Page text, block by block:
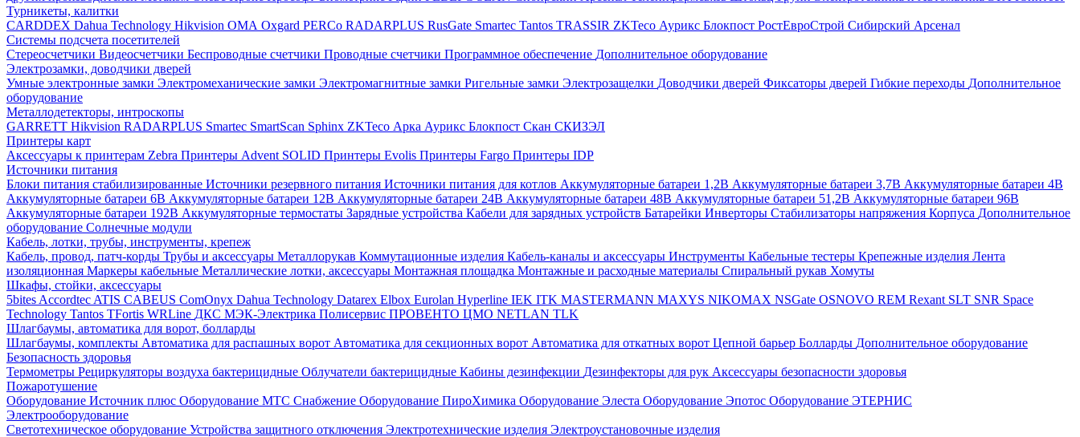
Турникеты, калитки
CARDDEX Dahua Technology Hikvision ОМА Oxgard PERCo RADARPLUS RusGate Smartec Tantos TRASSIR ZKTeco Аурикс Блокпост РостЕвроСтрой Сибирский Арсенал
Системы подсчета посетителей
Стереосчетчики Видеосчетчики Беспроводные счетчики Проводные счетчики Программное обеспечение Дополнительное оборудование
Электрозамки, доводчики дверей
Умные электронные замки Электромеханические замки Электромагнитные замки Ригельные замки Электрозащелки Доводчики дверей Фиксаторы дверей Гибкие переходы Дополнительное
оборудование
Металлодетекторы, интроскопы
GARRETT Hikvision RADARPLUS Smartec SmartScan Sphinx ZKTeco Арка Аурикс Блокпост Скан СКИЗЭЛ
Принтеры карт
Аксессуары к принтерам Zebra Принтеры Advent SOLID Принтеры Evolis Принтеры Fargo Принтеры IDP
Источники питания
Блоки питания стабилизированные Источники резервного питания Источники питания для котлов Аккумуляторные батареи 1,2В Аккумуляторные батареи 3,7В Аккумуляторные батареи 4В
Аккумуляторные батареи 6В Аккумуляторные батареи 12В Аккумуляторные батареи 24В Аккумуляторные батареи 48В Аккумуляторные батареи 51,2В Аккумуляторные батареи 96В
Аккумуляторные батареи 192В Аккумуляторные термостаты Зарядные устройства Кабели для зарядных устройств Батарейки Инверторы Стабилизаторы напряжения Корпуса Дополнительное
оборудование Солнечные модули
Кабель, лотки, трубы, инструменты, крепеж
Кабель, провод, патч-корды Трубы и аксессуары Металлорукав Коммутационные изделия Кабель-каналы и аксессуары Инструменты Кабельные тестеры Крепежные изделия Лента
изоляционная Маркеры кабельные Металлические лотки, аксессуары Монтажная площадка Монтажные и расходные материалы Спиральный рукав Хомуты
Шкафы, стойки, аксессуары
5bites Accordtec ATIS CABEUS ComOnyx Dahua Technology Datarex Elbox Eurolan Hyperline IEK ITK MASTERMANN MAXYS NIKOMAX NSGate OSNOVO REM Rexant SLT SNR Space
Technology Tantos TFortis WRLine ДКС МЭК-Электрика Полисервис ПРОВЕНТО ЦМО NETLAN TLK
Шлагбаумы, автоматика для ворот, болларды
Шлагбаумы, комплекты Автоматика для распашных ворот Автоматика для секционных ворот Автоматика для откатных ворот Цепной барьер Болларды Дополнительное оборудование
Безопасность здоровья
Термометры Рециркуляторы воздуха бактерицидные Облучатели бактерицидные Кабины дезинфекции Дезинфекторы для рук Аксессуары безопасности здоровья
Пожаротушение
Оборудование Источник плюс Оборудование МТС Снабжение Оборудование ПироХимика Оборудование Элеста Оборудование Эпотос Оборудование ЭТЕРНИС
Электрооборудование
Светотехническое оборудование Устройства защитного отключения Электротехнические изделия Электроустановочные изделия